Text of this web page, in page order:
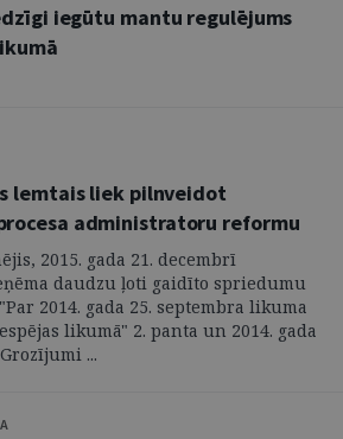
iegūtu mantu regulējums
lemtais liek pilnveidot
administratoru reformu
2015. gada 21. decembrī
daudzu ļoti gaidīto spriedumu
2014. gada 25. septembra likuma
likumā" 2. panta un 2014. gada
...